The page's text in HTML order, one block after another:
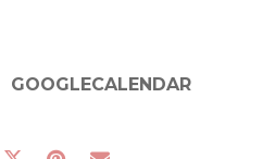
GOOGLECALENDAR